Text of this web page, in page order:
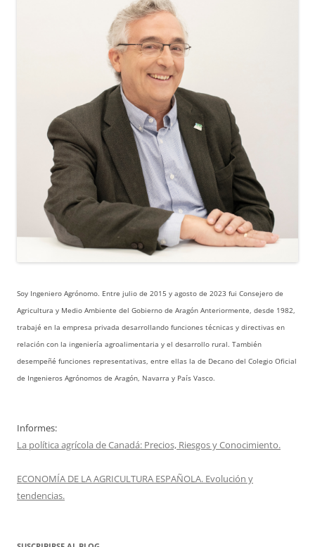
Soy Ingeniero Agrónomo. Entre julio de 2015 y agosto de 2023 fui Consejero de
Agricultura y Medio Ambiente del Gobierno de Aragón Anteriormente, desde 1982,
trabajé en la empresa privada desarrollando funciones técnicas y directivas en
relación con la ingeniería agroalimentaria y el desarrollo rural. También
desempeñé funciones representativas, entre ellas la de Decano del Colegio Oficial
de Ingenieros Agrónomos de Aragón, Navarra y País Vasco.
Informes:
La política agrícola de Canadá: Precios, Riesgos y Conocimiento.
ECONOMÍA DE LA AGRICULTURA ESPAÑOLA. Evolución y
tendencias.